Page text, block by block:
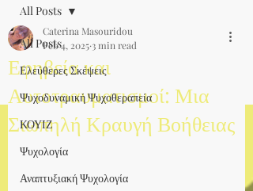
All Posts
Ελεύθερες Σκέψεις
Ψυχοδυναμική Ψυχοθεραπεία
ΚΟΥΙΖ
Ψυχολογία
Αναπτυξιακή Ψυχολογία
All Posts
Εφηβεία και
Αυτοτραυματισμοί: Μια
Σιωπηλή Κραυγή Βοήθειας
Caterina Masouridou
Feb 4, 2025 3 min read